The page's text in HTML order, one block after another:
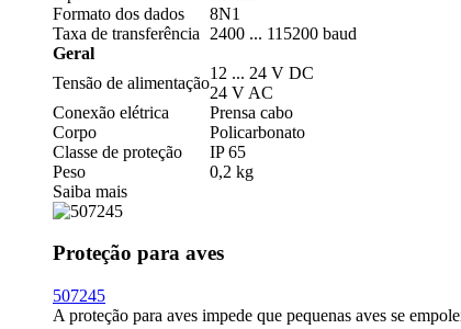
Formato dos dados
8N1
Taxa de transferência
2400 ... 115200 baud
Geral
Tensão de alimentação
12 ... 24 V DC
24 V AC
Conexão elétrica
Prensa cabo
Corpo
Policarbonato
Classe de proteção
IP 65
Peso
0,2 kg
Saiba mais
Proteção para aves
507245
A proteção para aves impede que pequenas aves se